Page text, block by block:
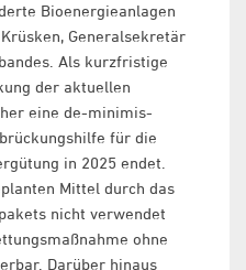
Bioenergieanlagen
Generalsekretär
Als kurzfristige
der aktuellen
eine de-minimis-
für die
in 2025 endet.
Mittel durch das
nicht verwendet
ohne
Darüber hinaus